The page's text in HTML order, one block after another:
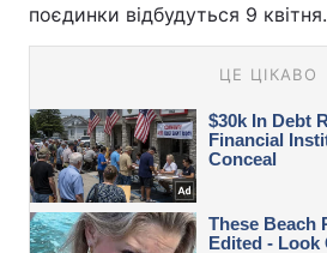
поєдинки відбудуться 9 квітня.